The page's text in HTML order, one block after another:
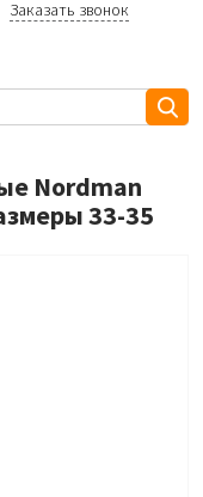
Заказать звонок
Nordman
33-35